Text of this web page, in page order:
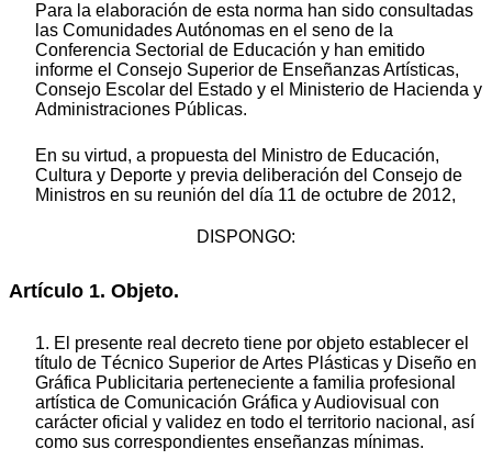
Para la elaboración de esta norma han sido consultadas
las Comunidades Autónomas en el seno de la
Conferencia Sectorial de Educación y han emitido
informe el Consejo Superior de Enseñanzas Artísticas,
Consejo Escolar del Estado y el Ministerio de Hacienda y
Administraciones Públicas.
En su virtud, a propuesta del Ministro de Educación,
Cultura y Deporte y previa deliberación del Consejo de
Ministros en su reunión del día 11 de octubre de 2012,
DISPONGO:
Artículo 1. Objeto.
1. El presente real decreto tiene por objeto establecer el
título de Técnico Superior de Artes Plásticas y Diseño en
Gráfica Publicitaria perteneciente a familia profesional
artística de Comunicación Gráfica y Audiovisual con
carácter oficial y validez en todo el territorio nacional, así
como sus correspondientes enseñanzas mínimas.